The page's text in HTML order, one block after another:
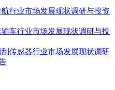
航行业市场发展现状调研与投资
输车行业市场发展现状调研与投
刮传感器行业市场发展现状调研